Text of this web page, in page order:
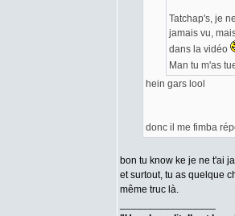
Tatchap's, je
jamais vu,
dans lavidéo
Man tu m'as
hein gars lool
donc il me fimba
bon tu know ke je ne t'ai
et surtout, tu as quelque
même truc là.